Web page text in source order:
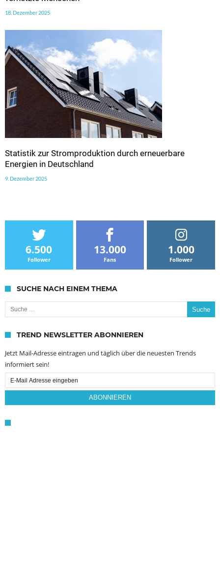
18. Dezember 2025
Statistik zur Stromproduktion durch erneuerbare
Energien in Deutschland
9. Dezember 2025
6.500
Follower
13.000
Fans
1.000
Follower
SUCHE NACH EINEM THEMA
Suche nach:
TREND NEWSLETTER ABONNIEREN
Jetzt Mail-Adresse eintragen und täglich über die neuesten Trends
informiert sein!
Email
Subscription
ABONNIEREN